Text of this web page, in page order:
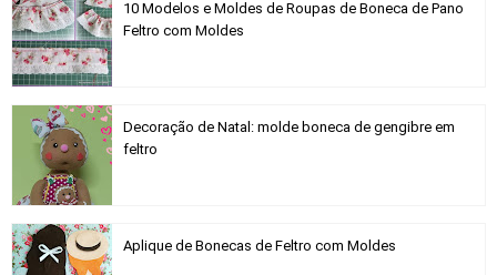
10 Modelos e Moldes de Roupas de Boneca de Pano
Feltro com Moldes
Decoração de Natal: molde boneca de gengibre em
feltro
Aplique de Bonecas de Feltro com Moldes